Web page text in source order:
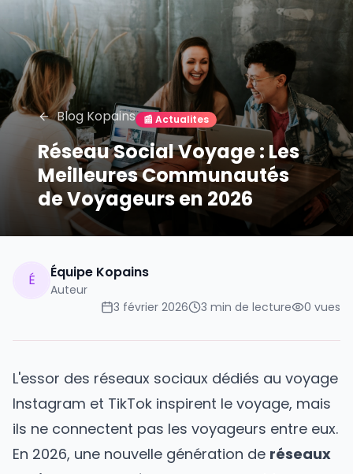
Blog Kopains 📰 Actualites
Réseau Social Voyage : Les
Meilleures Communautés
de Voyageurs en 2026
É Équipe Kopains
Auteur
3 février 2026
3 min de lecture 0 vues
L'essor des réseaux sociaux dédiés au voyage
Instagram et TikTok inspirent le voyage, mais
ils ne connectent pas les voyageurs entre eux.
En 2026, une nouvelle génération de réseaux